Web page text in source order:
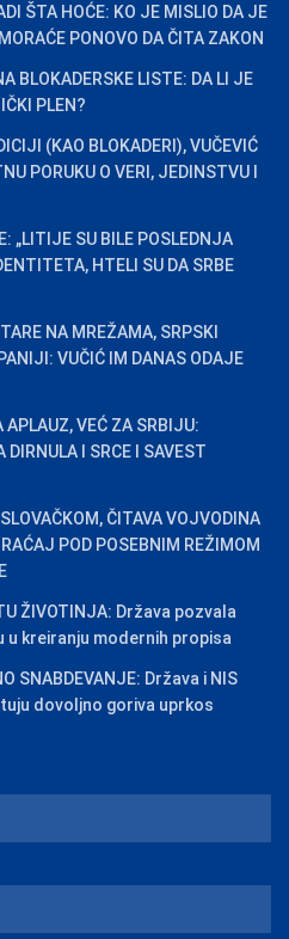
ŠTA HOĆE: KO JE MISLIO DA JE
PONOVO DA ČITA ZAKON
BLOKADERSKE LISTE: DA LI JE
PLEN?
(KAO BLOKADERI), VUČEVIĆ
PORUKU O VERI, JEDINSTVU I
„LITIJE SU BILE POSLEDNJA
HTELI SU DA SRBE
NA MREŽAMA, SRPSKI
VUČIĆ IM DANAS ODAJE
APLAUZ, VEĆ ZA SRBIJU:
DIRNULA I SRCE I SAVEST
ČITAVA VOJVODINA
POD POSEBNIM REŽIMOM
ŽIVOTINJA: Država pozvala
kreiranju modernih propisa
SNABDEVANJE: Država i NIS
dovoljno goriva uprkos